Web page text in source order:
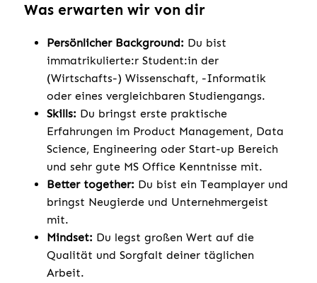
Was erwarten wir von dir
Persönlicher Background: Du bist
immatrikulierte:r Student:in der
(Wirtschafts-) Wissenschaft, -Informatik
oder eines vergleichbaren Studiengangs.
Skills: Du bringst erste praktische
Erfahrungen im Product Management, Data
Science, Engineering oder Start-up Bereich
und sehr gute MS Office Kenntnisse mit.
Better together: Du bist ein Teamplayer und
bringst Neugierde und Unternehmergeist
mit.
Mindset: Du legst großen Wert auf die
Qualität und Sorgfalt deiner täglichen
Arbeit.